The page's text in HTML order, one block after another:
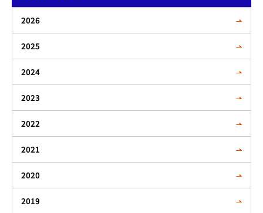
2026
2025
2024
2023
2022
2021
2020
2019